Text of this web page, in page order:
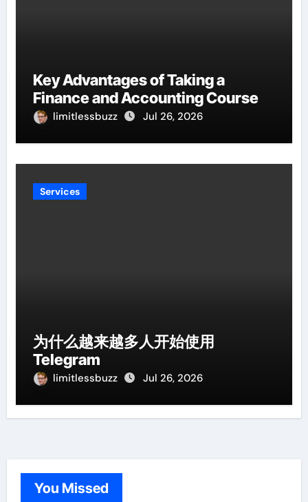
Key Advantages of Taking a
Finance and Accounting Course
limitlessbuzz Jul 26, 2026
Services
为什么越来越多人开始使用
Telegram
limitlessbuzz Jul 26, 2026
You Missed